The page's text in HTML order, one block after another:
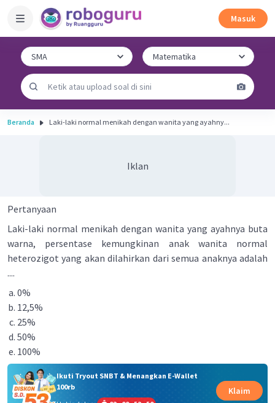
Masuk
Beranda Laki-laki normal menikah dengan wanita yang ayahny...
Iklan
Pertanyaan
Laki-laki normal menikah dengan wanita yang ayahnya buta
warna, persentase kemungkinan anak wanita normal
heterozigot yang akan dilahirkan dari semua anaknya adalah
....
0%
12,5%
25%
50%
100%
Ikuti Tryout SNBT & Menangkan E-Wallet
100rb
Klaim